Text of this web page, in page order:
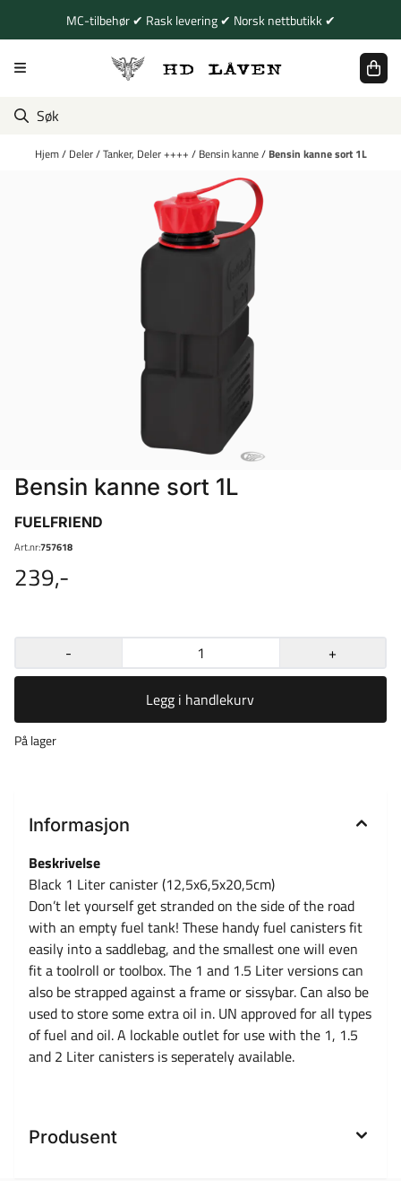
Hopp til innholdMC-tilbehør ✔ Rask levering ✔ Norsk nettbutikk ✔
Hjem/ Deler/Tanker, Deler ++++ / Bensin kanne/ Bensin kanne sort 1L
Bensin kanne sort 1L
FUELFRIEND
Art.nr:757618
239,-
- +
Legg i handlekurv
På lager
Informasjon
Beskrivelse
Black 1 Liter canister (12,5x6,5x20,5cm)
Don’t let yourself get stranded on the side of the road
with an empty fuel tank! These handy fuel canisters fit
easily into a saddlebag, and the smallest one will even
fit a toolroll or toolbox. The 1 and 1.5 Liter versions can
also be strapped against a frame or sissybar. Can also be
used to store some extra oil in. UN approved for all types
of fuel and oil. A lockable outlet for use with the 1, 1.5
and 2 Liter canisters is seperately available.
Produsent